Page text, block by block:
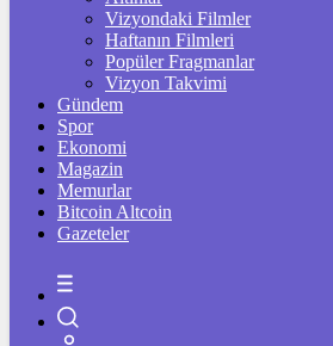
฿%0.5
LİTECOİN
2159.73Ł%1.1
ETHEREUM
90663 Ξ%1.6
RİPPLE
49.75
%-1.4
Vizyondaki Filmler
Haftanın Filmleri
Popüler Fragmanlar
Vizyon Takvimi
Gündem
Spor
Ekonomi
Magazin
Memurlar
Bitcoin Altcoin
Gazeteler